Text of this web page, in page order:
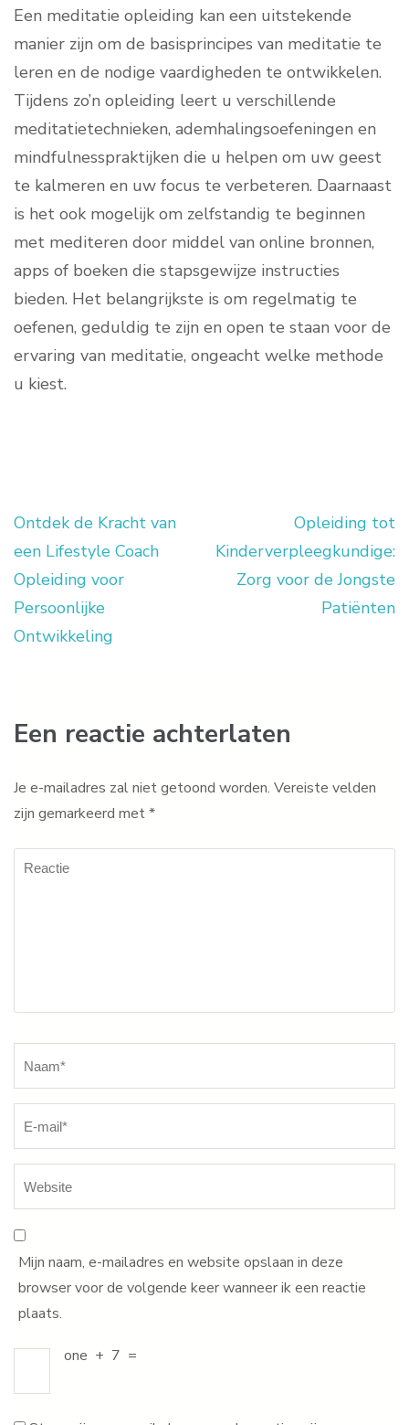
Een meditatie opleiding kan een uitstekende
manier zijn om de basisprincipes van meditatie te
leren en de nodige vaardigheden te ontwikkelen.
Tijdens zo’n opleiding leert u verschillende
meditatietechnieken, ademhalingsoefeningen en
mindfulnesspraktijken die u helpen om uw geest
te kalmeren en uw focus te verbeteren. Daarnaast
is het ook mogelijk om zelfstandig te beginnen
met mediteren door middel van online bronnen,
apps of boeken die stapsgewijze instructies
bieden. Het belangrijkste is om regelmatig te
oefenen, geduldig te zijn en open te staan voor de
ervaring van meditatie, ongeacht welke methode
u kiest.
Berichtnavigatie
Ontdek de Kracht van
een Lifestyle Coach
Opleiding voor
Persoonlijke
Ontwikkeling
Opleiding tot
Kinderverpleegkundige:
Zorg voor de Jongste
Patiënten
Een reactie achterlaten
Je e-mailadres zal niet getoond worden. Vereiste velden
zijn gemarkeerd met*
Reactie
Mijn naam, e-mailadres en website opslaan in deze
browser voor de volgende keer wanneer ik een reactie
plaats.
one + 7 =